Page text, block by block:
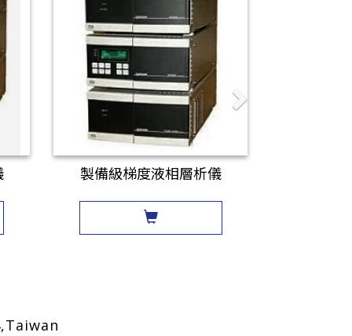
製備級梯度液相層析儀